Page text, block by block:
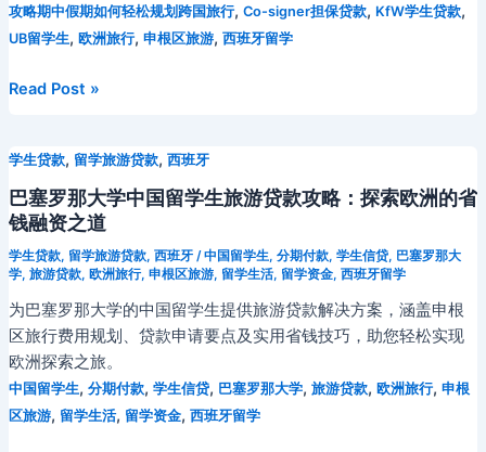
攻略期中假期如何轻松规划跨国旅行, Co-signer担保贷款, KfW学生贷款,
UB留学生, 欧洲旅行, 申根区旅游, 西班牙留学
巴
那
大
学
中
国
学
生
旅
游
贷
Read Post »
学生贷款, 留学旅游贷款, 西班牙
巴塞罗那大学中国留学生旅游贷款攻略：探索欧洲的省
钱融资之道
学生贷款, 留学旅游贷款, 西班牙/中国留学生, 分期付款, 学生信贷, 巴塞罗那大
学, 旅游贷款, 欧洲旅行, 申根区旅游, 留学生活, 留学资金, 西班牙留学
为巴塞罗那大学的中国留学生提供旅游贷款解决方案，涵盖申根
区旅行费用规划、贷款申请要点及实用省钱技巧，助您轻松实现
欧洲探索之旅。
中国留学生, 分期付款, 学生信贷, 巴塞罗那大学, 旅游贷款, 欧洲旅行, 申根
区旅游, 留学生活, 留学资金, 西班牙留学